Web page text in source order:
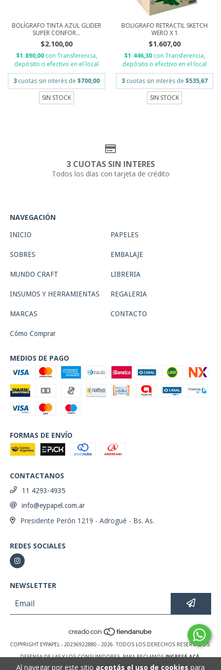
Al navegar por este sitio aceptás el uso de cookies para
BOLÍGRAFO TINTA AZUL GLIDER
SUPER CONFOR...
$2.100,00
$1.890,00 con Transferencia,
depósito o efectivo en el local
3 cuotas sin interés de $700,00
SIN STOCK
BOLIGRAFO RETRACTIL SKETCH
WERO X 1
$1.607,00
$1.446,30 con Transferencia,
depósito o efectivo en el local
3 cuotas sin interés de $535,67
SIN STOCK
3 CUOTAS SIN INTERES
Todos los días con tarjeta de crédito
NAVEGACIÓN
INICIO PAPELES
SOBRES EMBALAJE
MUNDO CRAFT LIBRERIA
INSUMOS Y HERRAMIENTAS REGALERIA
MARCAS CONTACTO
Cómo Comprar
MEDIOS DE PAGO
FORMAS DE ENVÍO
CONTACTANOS
11 4293-4935
info@eypapel.com.ar
Presidente Perón 1219 - Adrogué - Bs. As.
REDES SOCIALES
NEWSLETTER
COPYRIGHT EYPAPEL - 20236922880 - 2026. TODOS LOS DERECHOS RESERVADOS.
DEFENSA DE LAS Y LOS CONSUMIDORES. PARA RECLAMOS INGRESÁ ACÁ.
BOTÓN DE ARREPENTIMIENTO